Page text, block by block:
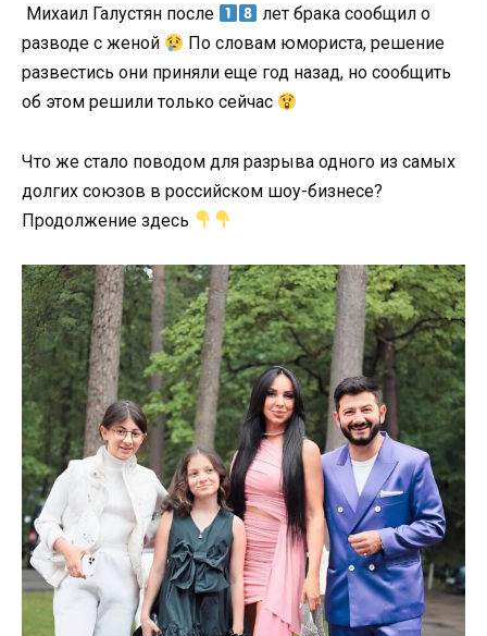
Михаил Галустян после
лет брака сообщил о
разводе с женой
По словам юмориста, решение
развестись они приняли еще год назад, но сообщить
об этом решили только сейчас
Что же стало поводом для разрыва одного из самых
долгих союзов в российском шоу-бизнесе?
Продолжение здесь